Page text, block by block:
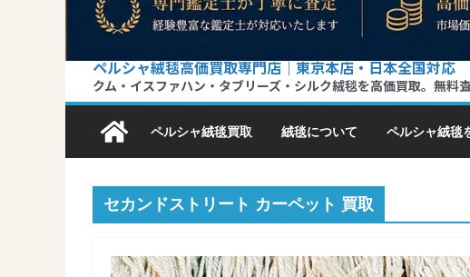
ペルシャ絨毯高価買取専門店｜東京本店・日本全国対応
クム・イスファハン・タブリーズ・シルク絨毯を高価買取。無料
ペルシャ絨毯買取 絨毯について ペルシャ絨毯
セカンドストリート カーペット 買取